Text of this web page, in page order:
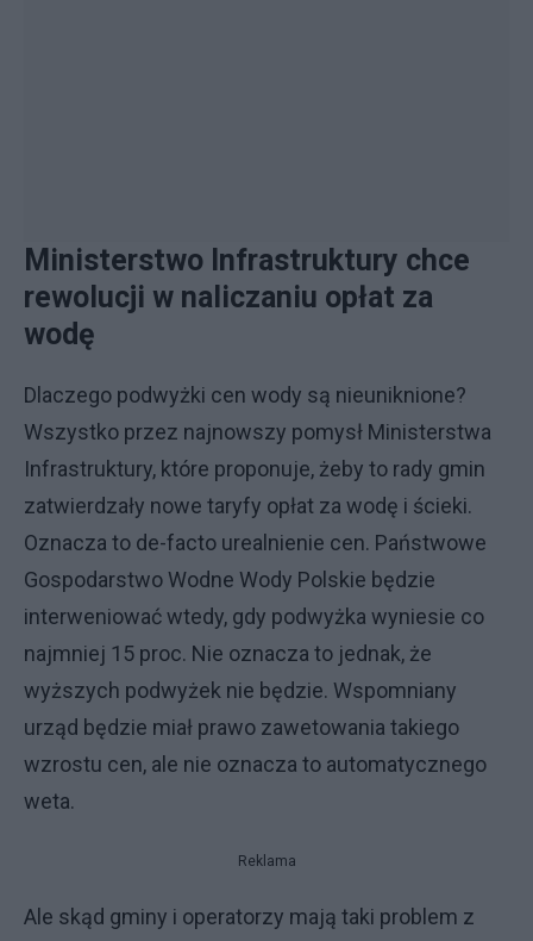
Ministerstwo Infrastruktury chce
rewolucji w naliczaniu opłat za
wodę
Dlaczego podwyżki cen wody są nieuniknione?
Wszystko przez najnowszy pomysł Ministerstwa
Infrastruktury, które proponuje, żeby to rady gmin
zatwierdzały nowe taryfy opłat za wodę i ścieki.
Oznacza to de-facto urealnienie cen. Państwowe
Gospodarstwo Wodne Wody Polskie będzie
interweniować wtedy, gdy podwyżka wyniesie co
najmniej 15 proc. Nie oznacza to jednak, że
wyższych podwyżek nie będzie. Wspomniany
urząd będzie miał prawo zawetowania takiego
wzrostu cen, ale nie oznacza to automatycznego
weta.
Reklama
Ale skąd gminy i operatorzy mają taki problem z